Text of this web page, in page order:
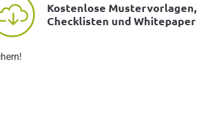
Kostenlose Mustervorlagen,
Checklisten und Whitepaper